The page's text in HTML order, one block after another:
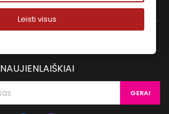

NAUJIENLAIŠKIAI
Leisti visus